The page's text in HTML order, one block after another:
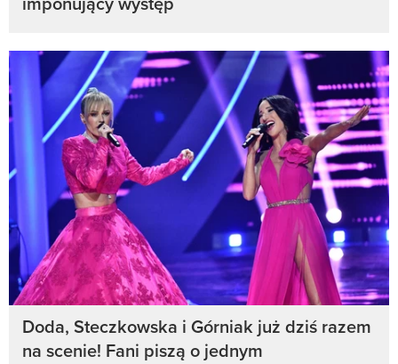
Doda, Steczkowska i Górniak już dziś razem
na scenie! Fani piszą o jednym